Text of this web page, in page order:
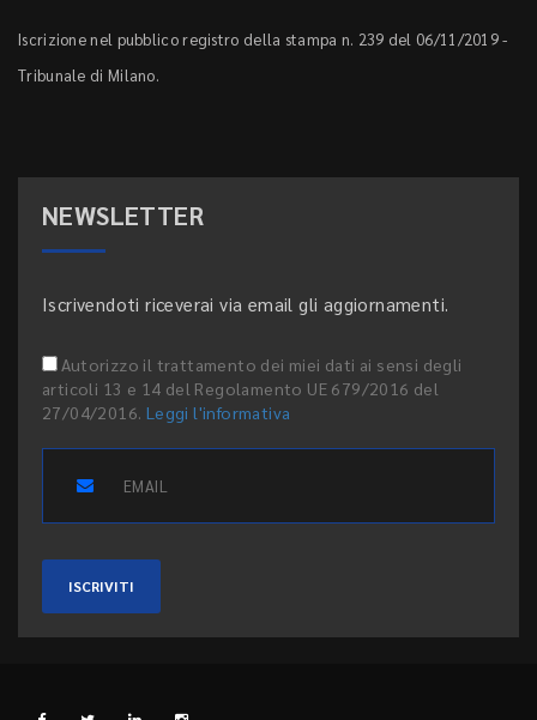
Iscrizione nel pubblico registro della stampa n. 239 del 06/11/2019 -
Tribunale di Milano.
NEWSLETTER
Iscrivendoti riceverai via email gli aggiornamenti.
Autorizzo il trattamento dei miei dati ai sensi degli
articoli 13 e 14 del Regolamento UE 679/2016 del
27/04/2016. Leggi l'informativa
ISCRIVITI